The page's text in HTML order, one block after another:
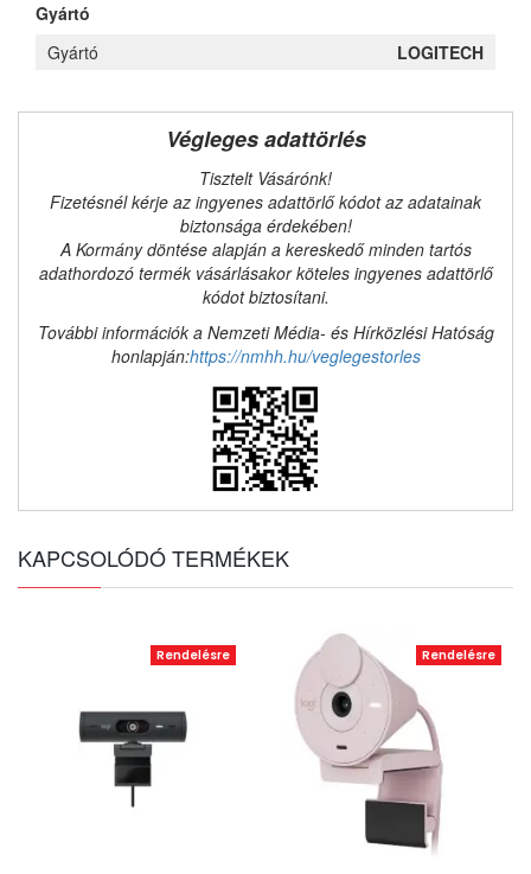
Gyártó
Gyártó
LOGITECH
Végleges adattörlés
Tisztelt Vásárónk!
Fizetésnél kérje az ingyenes adattörlő kódot az adatainak
biztonsága érdekében!
A Kormány döntése alapján a kereskedő minden tartós
adathordozó termék vásárlásakor köteles ingyenes adattörlő
kódot biztosítani.
További információk a Nemzeti Média- és Hírközlési Hatóság
honlapján:https://nmhh.hu/veglegestorles
KAPCSOLÓDÓ TERMÉKEK
Rendelésre Rendelésre